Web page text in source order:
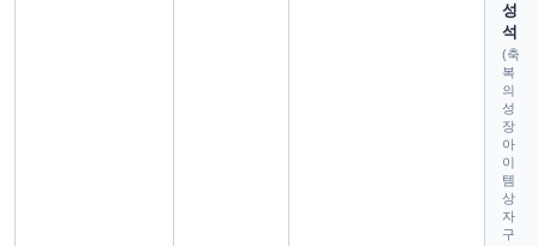
성
석
(축
복
의
성
장
아
이
템
상
자
구